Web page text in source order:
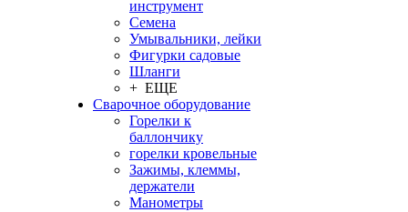
инструмент
Семена
Умывальники, лейки
Фигурки садовые
Шланги
+ ЕЩЕ
Сварочное оборудование
Горелки к
баллончику
горелки кровельные
Зажимы, клеммы,
держатели
Манометры